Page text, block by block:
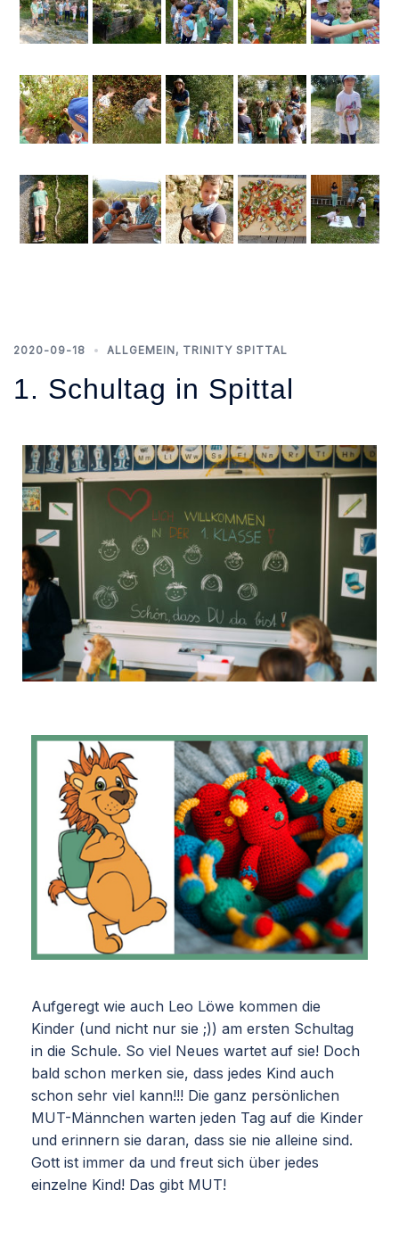
2020-09-18 ALLGEMEIN, TRINITY SPITTAL
1. Schultag in Spittal
Aufgeregt wie auch Leo Löwe kommen die
Kinder (und nicht nur sie ;)) am ersten Schultag
in die Schule. So viel Neues wartet auf sie! Doch
bald schon merken sie, dass jedes Kind auch
schon sehr viel kann!!! Die ganz persönlichen
MUT-Männchen warten jeden Tag auf die Kinder
und erinnern sie daran, dass sie nie alleine sind.
Gott ist immer da und freut sich über jedes
einzelne Kind! Das gibt MUT!